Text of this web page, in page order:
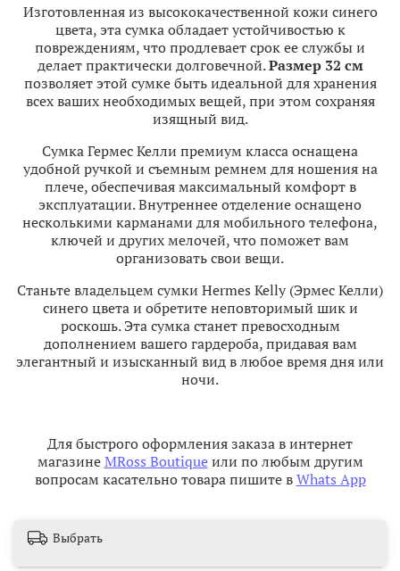
Изготовленная из высококачественной кожи синего
цвета, эта сумка обладает устойчивостью к
повреждениям, что продлевает срок ее службы и
делает практически долговечной.Размер 32 см
позволяет этой сумке быть идеальной для хранения
всех ваших необходимых вещей, при этом сохраняя
изящный вид.
Сумка Гермес Келли премиум класса оснащена
удобной ручкой и съемным ремнем для ношения на
плече, обеспечивая максимальный комфорт в
эксплуатации. Внутреннее отделение оснащено
несколькими карманами для мобильного телефона,
ключей и других мелочей, что поможет вам
организовать свои вещи.
Станьте владельцем сумки Hermes Kelly (Эрмес Келли)
синего цвета и обретите неповторимый шик и
роскошь. Эта сумка станет превосходным
дополнением вашего гардероба, придавая вам
элегантный и изысканный вид в любое время дня или
ночи.
Для быстрого оформления заказа в интернет
магазинеMRoss Boutiqueили по любым другим
вопросам касательно товара пишите вWhats App
Выбрать